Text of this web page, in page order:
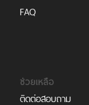
FAQ
ช่วยเหลือ
ติดต่อสอบถาม